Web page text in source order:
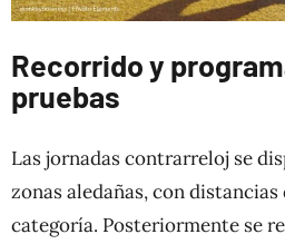
Recorrido y
pruebas
Las jornadas contrarreloj se
zonas aledañas, con
categoría. Posteriormente se